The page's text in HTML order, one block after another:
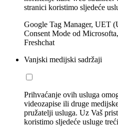
stranici koristimo sljedeće
Google Tag Manager, UET
Consent Mode od
Freshchat
Vanjski medijski sadržaji
Prihvaćanje ovih usluga
videozapise ili druge
pružatelji usluga. Uz Vaš
koristimo sljedeće usluge